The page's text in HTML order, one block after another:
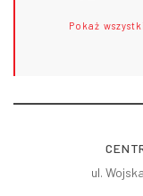
Pokaż
ul.